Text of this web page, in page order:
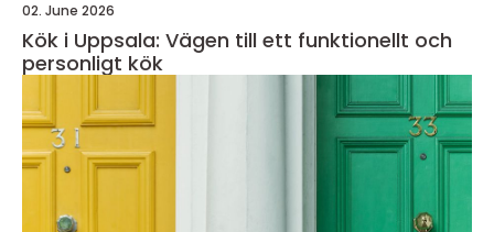
02. June 2026
Kök i Uppsala: Vägen till ett funktionellt och
personligt kök